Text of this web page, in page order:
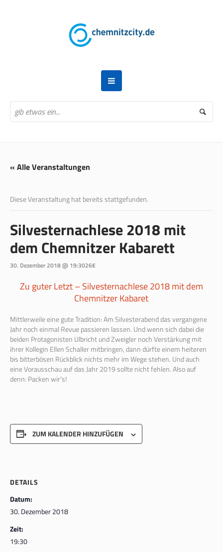
« Alle Veranstaltungen
Diese Veranstaltung hat bereits stattgefunden.
Silvesternachlese 2018 mit
dem Chemnitzer Kabarett
30. Dezember 2018 @ 19:3026€
Zu guter Letzt – Silvesternachlese 2018 mit dem
Chemnitzer Kabaret
Mittlerweile eine gute Tradition: Am Silvesterabend das vergangene
Jahr noch einmal Revue passieren lassen. Und wenn sich dabei die
beiden Protagonisten Ulbricht und Zweigler noch Verstärkung mit
ihrer Kollegin Ellen Schaller mitbringen, dann dürfte einem heiteren
bis bitterbösen Rückblick nichts mehr im Wege stehen. Und auch
eine Vorausschau auf das Jahr 2019 sollte nicht fehlen. Also auf
denn: Packen wir’s!
ZUM KALENDER HINZUFÜGEN
DETAILS
Datum:
30. Dezember 2018
Zeit:
19:30